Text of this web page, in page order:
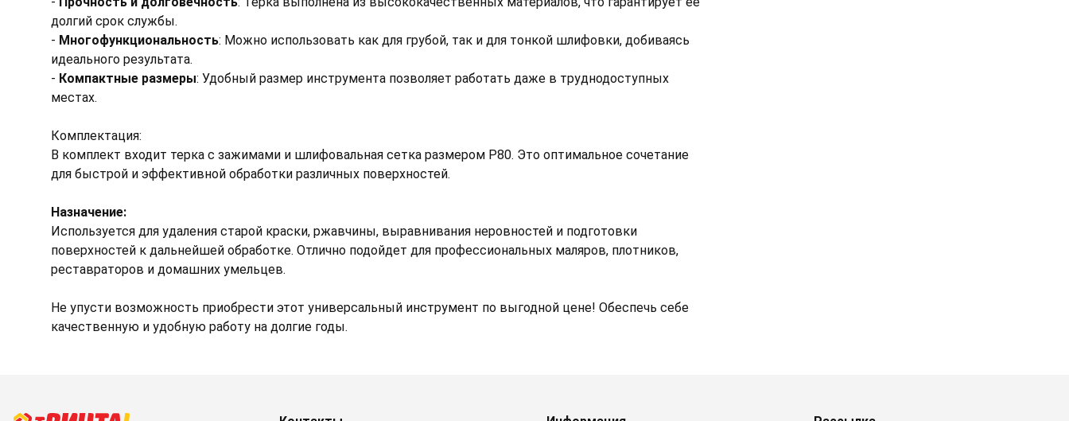
долгий срок службы.
- Многофункциональность: Можно использовать как для грубой, так и для тонкой шлифовки, добиваясь
идеального результата.
- Компактные размеры: Удобный размер инструмента позволяет работать даже в труднодоступных
местах.
Комплектация:
В комплект входит терка с зажимами и шлифовальная сетка размером P80. Это оптимальное сочетание
для быстрой и эффективной обработки различных поверхностей.
Назначение:
Используется для удаления старой краски, ржавчины, выравнивания неровностей и подготовки
поверхностей к дальнейшей обработке. Отлично подойдет для профессиональных маляров, плотников,
реставраторов и домашних умельцев.
Не упусти возможность приобрести этот универсальный инструмент по выгодной цене! Обеспечь себе
качественную и удобную работу на долгие годы.